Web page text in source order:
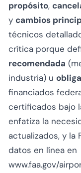
propósito,
y cambios
técnicos
crítica porque
recomendada
industria) u
financiados
certificados bajo
enfatiza la
actualizados, y la
datos en línea en
www.faa.gov/